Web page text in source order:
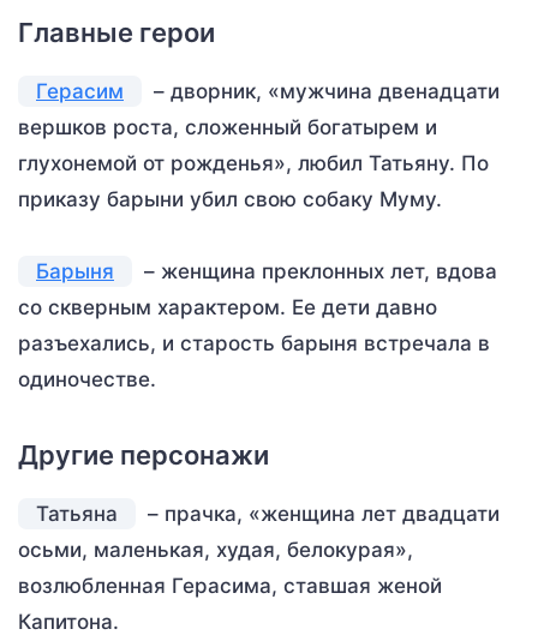
Главные герои
Герасим
– дворник, «мужчина двенадцати
вершков роста, сложенный богатырем и
глухонемой от рожденья», любил Татьяну. По
приказу барыни убил свою собаку Муму.
Барыня
– женщина преклонных лет, вдова
со скверным характером. Ее дети давно
разъехались, и старость барыня встречала в
одиночестве.
Другие персонажи
Татьяна
– прачка, «женщина лет двадцати
осьми, маленькая, худая, белокурая»,
возлюбленная Герасима, ставшая женой
Капитона.